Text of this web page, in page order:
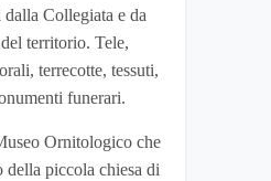
Collegiata e da
territorio. Tele,
terrecotte, tessuti,
funerari.
Ornitologico che
della piccola chiesa di